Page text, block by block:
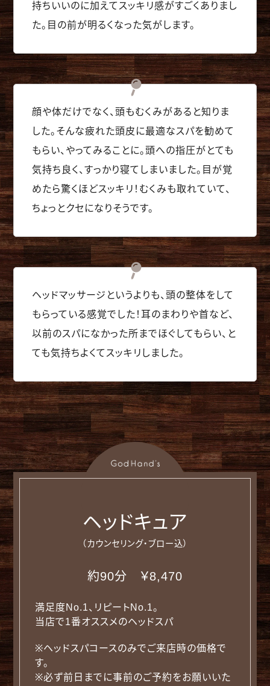
持ちいいのに加えてスッキリ感がすごくありまし
た。目の前が明るくなった気がします。
顔や体だけでなく、頭もむくみがあると知りま
した。そんな疲れた頭皮に最適なスパを勧めて
もらい、やってみることに。頭への指圧がとても
気持ち良く、すっかり寝てしまいました。目が覚
めたら驚くほどスッキリ！むくみも取れていて、
ちょっとクセになりそうです。
ヘッドマッサージというよりも、頭の整体をして
もらっている感覚でした！耳のまわりや首など、
以前のスパになかった所までほぐしてもらい、と
ても気持ちよくてスッキリしました。
ヘッドキュア
（カウンセリング・ブロー込）
約90分 ￥8,470
満足度No.1、リピートNo.1。
当店で1番オススメのヘッドスパ
※ヘッドスパコースのみでご来店時の価格で
す。
※必ず前日までに事前のご予約をお願いいた